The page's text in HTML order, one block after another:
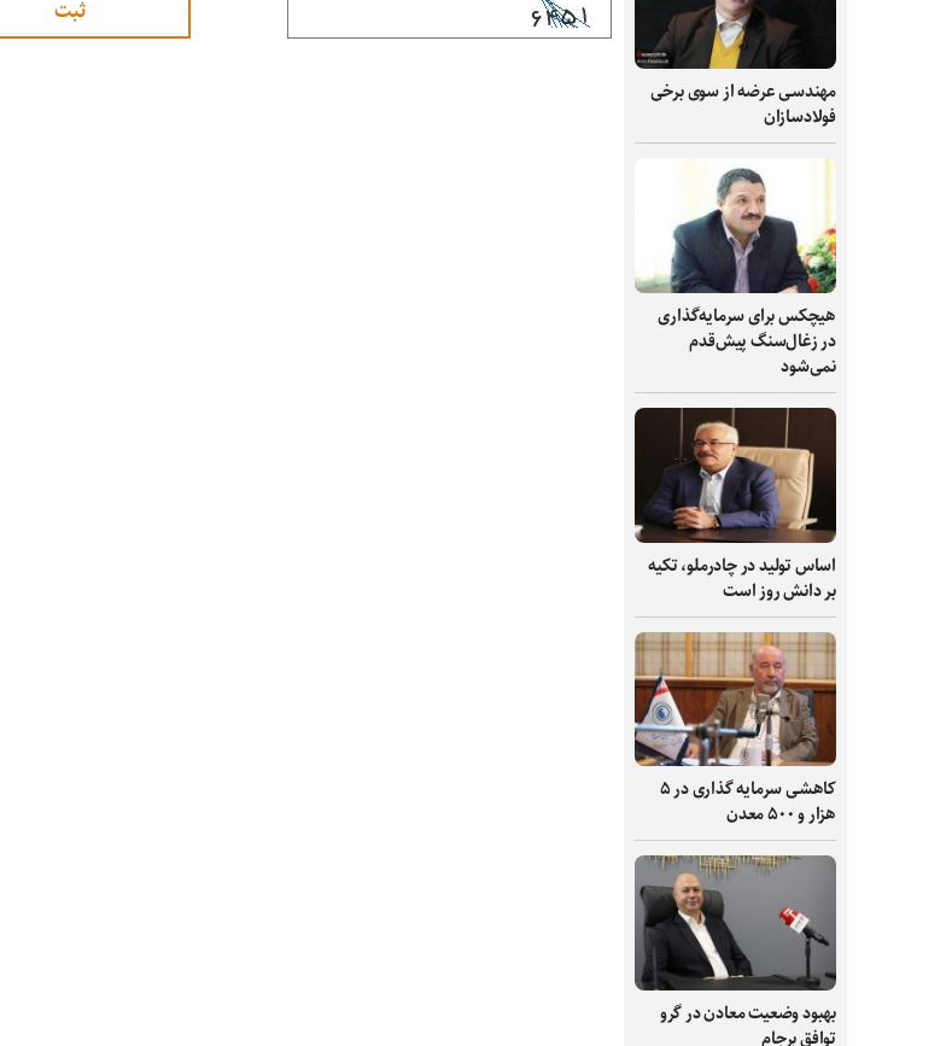
مهندسی عرضه از سوی برخی
فولادسازان
هیچکس برای سرمایه‌گذاری
در زغال‌سنگ پیش‌قدم
نمی‌شود
اساس تولید در چادرملو، تکیه
بر دانش‌ روز است
کاهشی سرمایه گذاری در ۵
هزار و ۵۰۰ معدن
بهبود وضعیت معادن در گرو
توافق برجام